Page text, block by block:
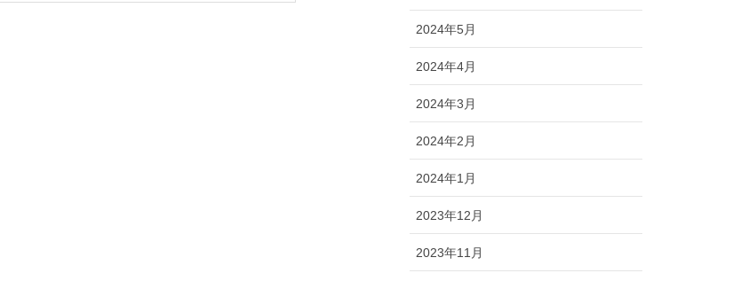
2024年5月
2024年4月
2024年3月
2024年2月
2024年1月
2023年12月
2023年11月